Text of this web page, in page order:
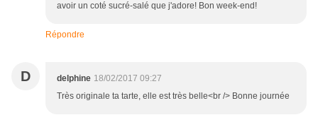
avoir un coté sucré-salé que j'adore! Bon week-end!
Répondre
D delphine 18/02/2017 09:27
Très originale ta tarte, elle est très belle<br /> Bonne journée